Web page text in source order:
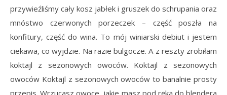
przywieźliśmy cały kosz jabłek i gruszek do schrupania oraz
mnóstwo czerwonych porzeczek – część poszła na
konfitury, część do wina. To mój winiarski debiut i jestem
ciekawa, co wyjdzie. Na razie bulgocze. A z reszty zrobiłam
koktajl z sezonowych owoców. Koktajl z sezonowych
owoców Koktajl z sezonowych owoców to banalnie prosty
przepis. Wrzucasz owoce, jakie masz pod ręką do blendera